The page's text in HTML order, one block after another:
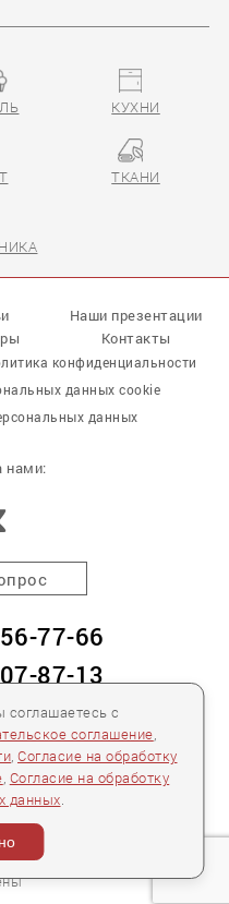
соглашаетесь с
соглашение
Согласие на обработку
Согласие на обработку
данных
КУХНИ
ТКАНИ
Наши презентации
Контакты
конфиденциальности
данных cookie
данных
нами:
77-66
87-13
звонок
2, корпус 2
info@mebelclub.ru
предложения
не являются.
ограничено.
салон №1» Все права